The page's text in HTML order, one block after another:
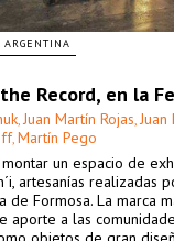
ARGENTINA
Record, en la
, Juan Martín Rojas,
, Martín Pego
un espacio de
artesanías realizadas
de Formosa. La marca
aporte a las